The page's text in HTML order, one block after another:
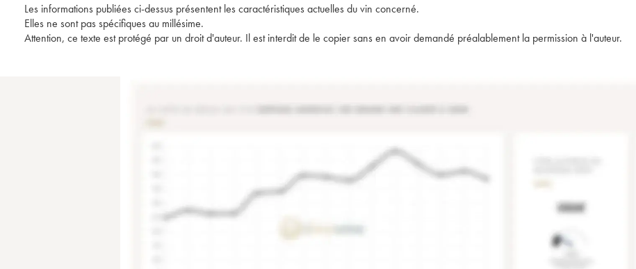
Les informations publiées ci-dessus présentent les caractéristiques actuelles du vin concerné.
Elles ne sont pas spécifiques au millésime.
Attention, ce texte est protégé par un droit d'auteur. Il est interdit de le copier sans en avoir demandé préalablement la permission à l'auteur.